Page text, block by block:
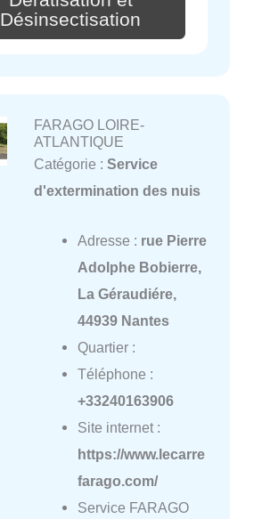
Désinsectisation
FARAGO LOIRE-
ATLANTIQUE
Catégorie : Service
d'extermination des nuis
Adresse : rue Pierre
Adolphe Bobierre,
La Géraudiére,
44939 Nantes
Quartier :
Téléphone :
+33240163906
Site internet :
https://www.lecarre
farago.com/
Service FARAGO